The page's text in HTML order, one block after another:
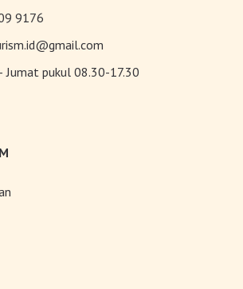
9176
Jumat pukul 08.30-17.30